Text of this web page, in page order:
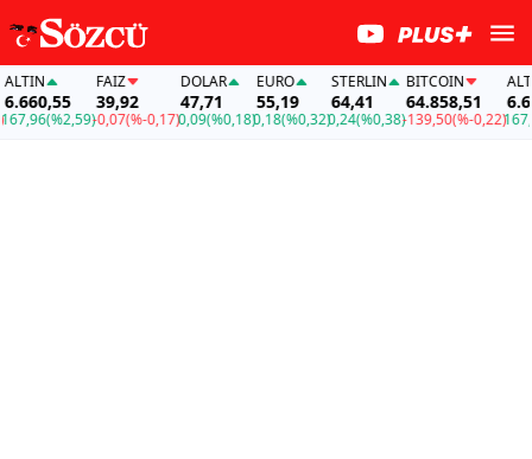
(%2,59)
FAİZ
39,92
-0,07(%-0,17)
DOLAR
47,71
0,09(%0,18)
EURO
55,19
0,18(%0,32)
STERLIN
64,41
0,24(%0,38)
BITCOIN
64.858,51
-139,50(%-0,22)
ALTIN
167,96